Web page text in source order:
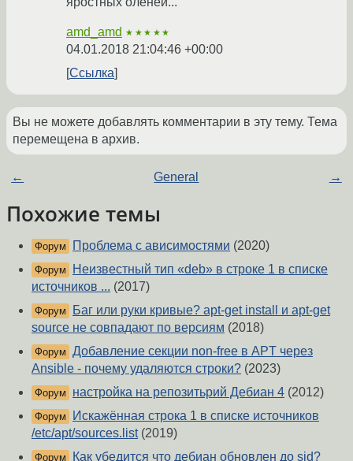
amd_amd ★★★★★
04.01.2018 21:04:46 +00:00
Ссылка
Вы не можете добавлять комментарии в эту тему. Тема
перемещена в архив.
← General →
Похожие темы
Форум Проблема с ависимостями (2020)
Форум
Неизвестный тип «deb» в строке 1 в списке
источников ... (2017)
Форум
Баг или руки кривые? apt-get install и apt-get
source не совпадают по версиям (2018)
Форум Добавление секции non-free в APT через
Ansible - почему удаляются строки? (2023)
Форум настройка на репозитьрий Дебиан 4 (2012)
Форум
Искажённая строка 1 в списке источников
/etc/apt/sources.list(2019)
Форум Как убедится что дебиан обновлен до sid?